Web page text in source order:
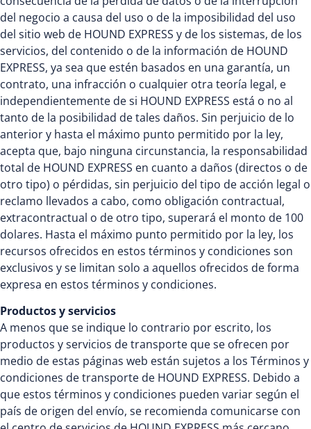
del negocio a causa del uso o de la imposibilidad del uso
del sitio web de HOUND EXPRESS y de los sistemas, de los
servicios, del contenido o de la información de HOUND
EXPRESS, ya sea que estén basados en una garantía, un
contrato, una infracción o cualquier otra teoría legal, e
independientemente de si HOUND EXPRESS está o no al
tanto de la posibilidad de tales daños. Sin perjuicio de lo
anterior y hasta el máximo punto permitido por la ley,
acepta que, bajo ninguna circunstancia, la responsabilidad
total de HOUND EXPRESS en cuanto a daños (directos o de
otro tipo) o pérdidas, sin perjuicio del tipo de acción legal o
reclamo llevados a cabo, como obligación contractual,
extracontractual o de otro tipo, superará el monto de 100
dolares. Hasta el máximo punto permitido por la ley, los
recursos ofrecidos en estos términos y condiciones son
exclusivos y se limitan solo a aquellos ofrecidos de forma
expresa en estos términos y condiciones.
Productos y servicios
A menos que se indique lo contrario por escrito, los
productos y servicios de transporte que se ofrecen por
medio de estas páginas web están sujetos a los Términos y
condiciones de transporte de HOUND EXPRESS. Debido a
que estos términos y condiciones pueden variar según el
país de origen del envío, se recomienda comunicarse con